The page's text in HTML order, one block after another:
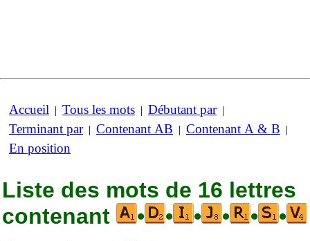
Accueil | Tous les mots | Débutant par|
Terminant par| Contenant AB | Contenant A & B |
En position
Liste des mots de 16 lettres
contenant
• • • • • •